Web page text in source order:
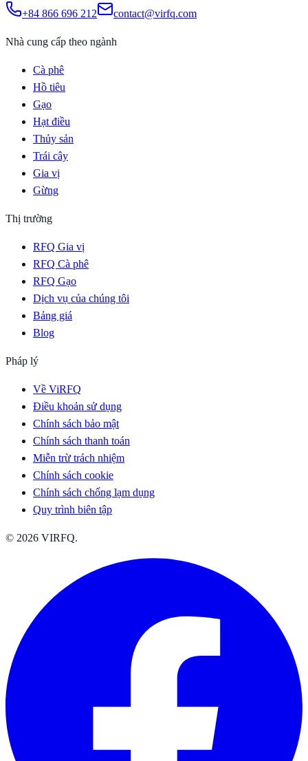
+84 866 696 212 contact@virfq.com
Nhà cung cấp theo ngành
Cà phê
Hồ tiêu
Gạo
Hạt điều
Thủy sản
Trái cây
Gia vị
Gừng
Thị trường
RFQ Gia vị
RFQ Cà phê
RFQ Gạo
Dịch vụ của chúng tôi
Bảng giá
Blog
Pháp lý
Về ViRFQ
Điều khoản sử dụng
Chính sách bảo mật
Chính sách thanh toán
Miễn trừ trách nhiệm
Chính sách cookie
Chính sách chống lạm dụng
Quy trình biên tập
© 2026 VIRFQ.